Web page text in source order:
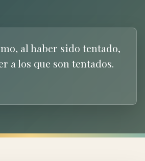
al haber sido tentado,
a los que son tentados.